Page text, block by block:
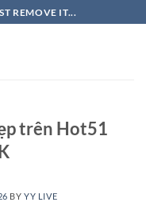
REMOVE IT...
trên Hot51
BYYY LIVE